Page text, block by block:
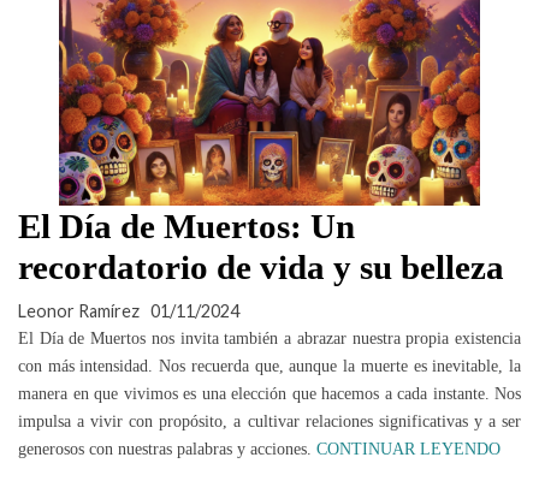
El Día de Muertos: Un
recordatorio de vida y su belleza
Leonor Ramírez 01/11/2024
El Día de Muertos nos invita también a abrazar nuestra propia existencia
con más intensidad. Nos recuerda que, aunque la muerte es inevitable, la
manera en que vivimos es una elección que hacemos a cada instante. Nos
impulsa a vivir con propósito, a cultivar relaciones significativas y a ser
generosos con nuestras palabras y acciones. CONTINUAR LEYENDO